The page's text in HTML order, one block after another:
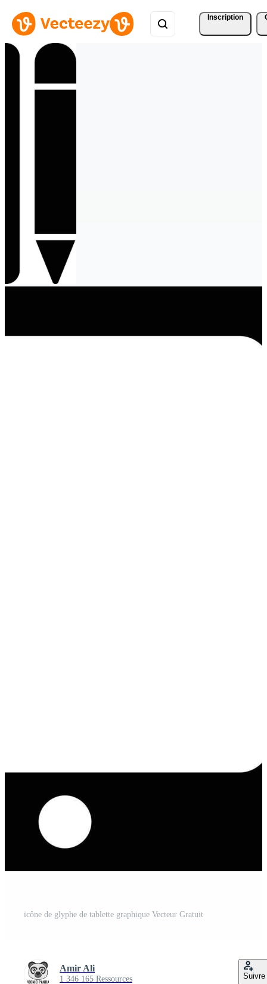
Inscription
icône de glyphe de tablette graphique Vecteur Gratuit
Amir Ali
1 346 165 Ressources Suivre